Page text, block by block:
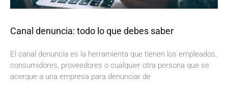
Canal denuncia: todo lo que debes saber
El canal denuncia es la herramienta que tienen los empleados,
consumidores, proveedores o cualquier otra persona que se
acerque a una empresa para denunciar de